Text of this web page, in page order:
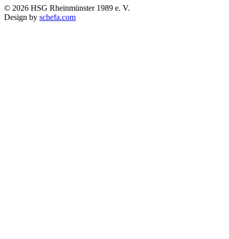
© 2026 HSG Rheinmünster 1989 e. V.
Design by schefa.com